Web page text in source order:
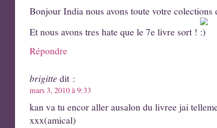
Bonjour India nous avons toute votre colections
Et nous avons tres hate que le 7e livre sort !
Répondre
brigitte dit :
mars 3, 2010 à 9:33
kan va tu encor aller ausalon du livree jai
xxx(amical)